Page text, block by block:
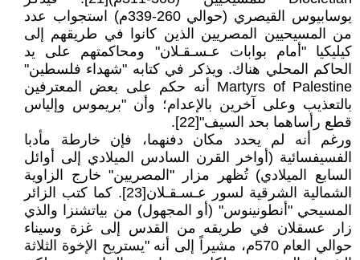
يوسابيوس القيصري (حوالي 260-339م) استجواب عدد
من المسيحيين المصريين الذين كانوا في طريقهم إلى
كيليكيا "أمام بوابات عـسـقـلان" ومحاكمتهم على يد
الحاكم المحلي هناك. ويذكر في كتابه "شهداء فلسطين"
Martyrs of Palestine أنه حكم على بعض المعترفين
بالتعذيب وعلى آخرين بالإعدام؛ وأن "بريموس وإلياس
قطع رأساهما بحد السيف"[22].
ورغم أنه لم يحدد مكان دفنهما، فإن خارطة مأدبا
الفسيفسائية (أواخر القرن السادس الميلادي إلى أوائل
السابع الميلادي) تُظهر مزار "المصريين" خارج الزاوية
الشمالية الشرقية لسور عـسـقـلان[23]. كما كتب الزائر
المسيحي "أنطونينوس" (أو المجهول) من بياتشنزا والذي
زار عسقلان في طريقه من القدس إلى غزة وسيناء
حوالي العام 570م، مشيراً إلى أنه "يستريح الإخوة الثلاثة